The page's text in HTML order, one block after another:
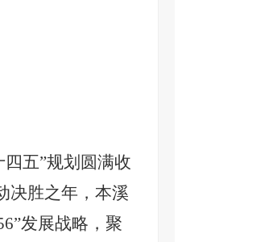
四五”规划圆满收
决胜之年，本溪
发展战略，聚